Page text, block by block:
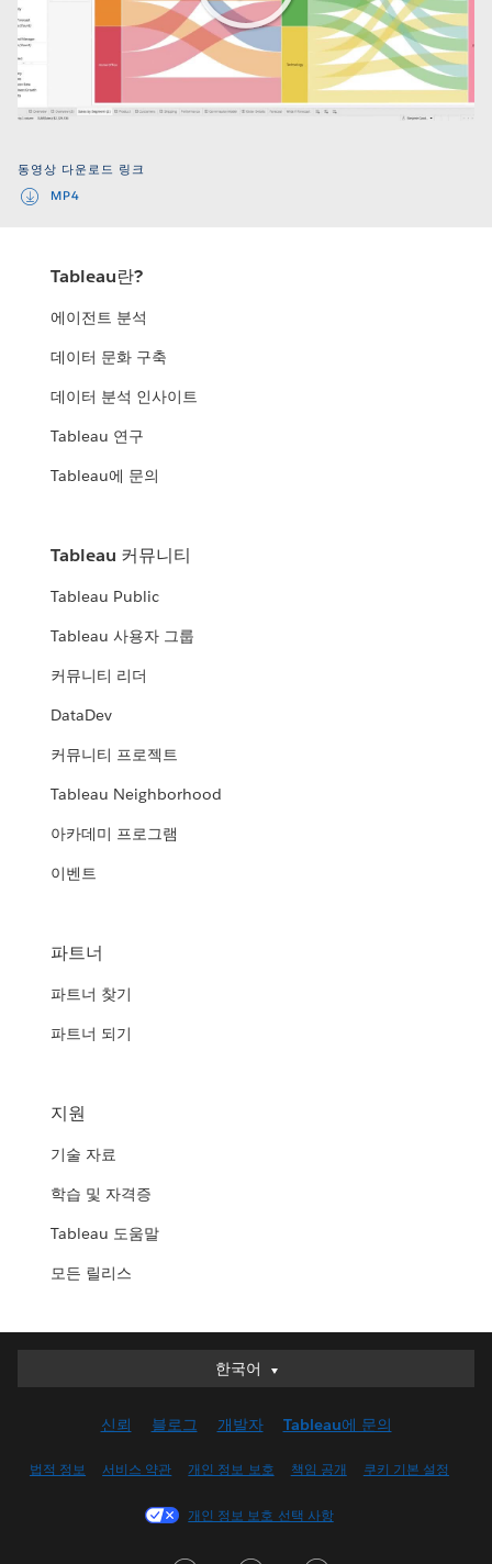
Play
동영상 다운로드 링크
MP4
Tableau란?
에이전트 분석
데이터 문화 구축
데이터 분석 인사이트
Tableau 연구
Tableau에 문의
Tableau 커뮤니티
Tableau Public
Tableau 사용자 그룹
커뮤니티 리더
DataDev
커뮤니티 프로젝트
Tableau Neighborhood
아카데미 프로그램
이벤트
파트너
파트너 찾기
파트너 되기
지원
기술 자료
학습 및 자격증
Tableau 도움말
모든 릴리스
한국어
한국어
English (UK)
Français (Canada)
신뢰 블로그 개발자 Tableau에 문의
법적 정보 서비스 약관 개인 정보 보호 책임 공개 쿠키 기본 설정
개인 정보 보호 선택 사항